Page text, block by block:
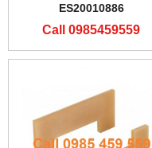
ES20010886
Call 0985459559